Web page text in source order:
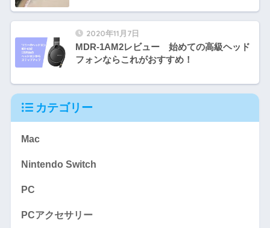
2020年11月7日
MDR-1AM2レビュー 始めての高級ヘッド
フォンならこれがおすすめ！
カテゴリー
Mac
Nintendo Switch
PC
PCアクセサリー